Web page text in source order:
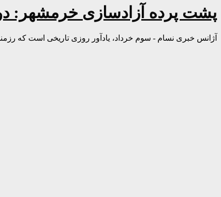
پشت پرده آزادسازی خرمشهر:
آژانس خبری نسام - سوم خرداد، یادآور روزی تاریخی است که